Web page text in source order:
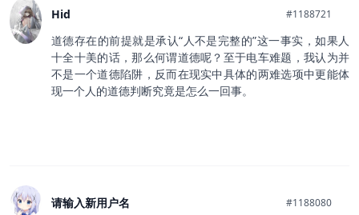
Hid #1188721
道德存在的前提就是承认“人不是完整的”这一事实，如果人
十全十美的话，那么何谓道德呢？至于电车难题，我认为并
不是一个道德陷阱，反而在现实中具体的两难选项中更能体
现一个人的道德判断究竟是怎么一回事。
请输入新用户名 #1188080